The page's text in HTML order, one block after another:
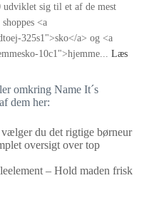
udviklet sig til et af de mest
<a
325s1">sko</a> og <a
10c1">hjemme... Læs
omkring Name It´s
dem her:
du det rigtige børneur
oversigt over top
– Hold maden frisk